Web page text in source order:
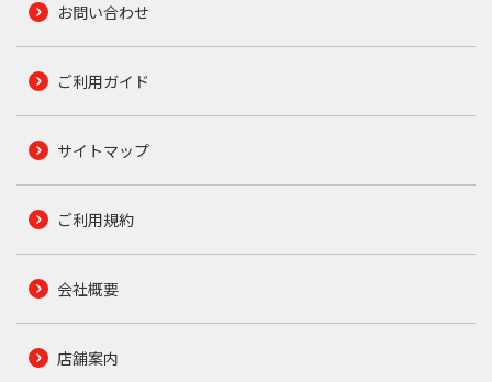
お問い合わせ
ご利用ガイド
サイトマップ
ご利用規約
会社概要
店舗案内